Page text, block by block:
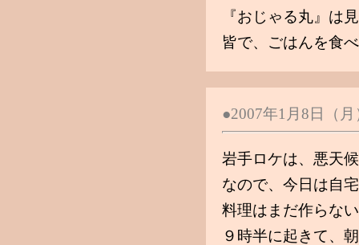
『おじゃる丸』は
皆で、ごはんを食
●2007年1月8日（
岩手ロケは、悪天
なので、今日は自
料理はまだ作らな
９時半に起きて、